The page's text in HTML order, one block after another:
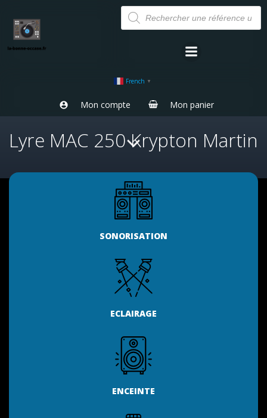
Aller
au
contenu
Recherche
de
produits
French ▼
Mon compte Mon panier
Lyre MAC 250 Krypton Martin
SONORISATION
ECLAIRAGE
ENCEINTE